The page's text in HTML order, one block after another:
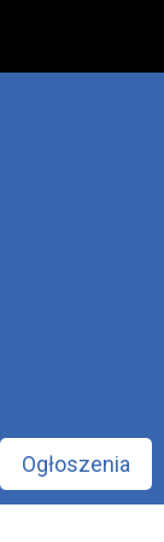
Ogłoszenia